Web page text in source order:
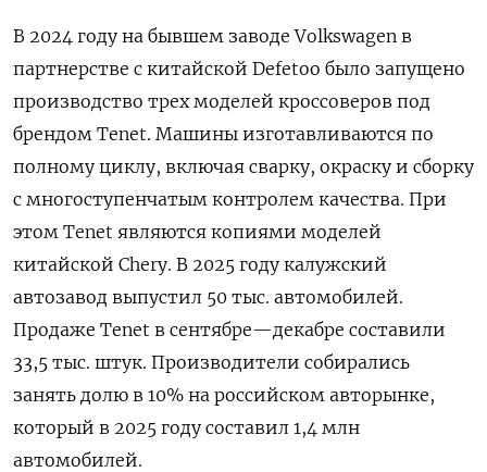
В 2024 году на бывшем заводе Volkswagen в
партнерстве с китайской Defetoo было запущено
производство трех моделей кроссоверов под
брендом Tenet. Машины изготавливаются по
полному циклу, включая сварку, окраску и сборку
с многоступенчатым контролем качества. При
этом Tenet являются копиями моделей
китайской Chery. В 2025 году калужский
автозавод выпустил 50 тыс. автомобилей.
Продаже Tenet в сентябре—декабре составили
33,5 тыс. штук. Производители собирались
занять долю в 10% на российском авторынке,
который в 2025 году составил 1,4 млн
автомобилей.